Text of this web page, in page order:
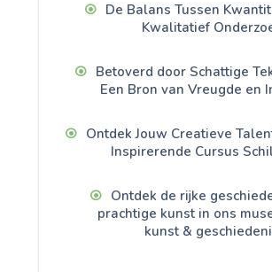
De Balans Tussen
Kwalitatief
Betoverd door Schattige
Een Bron van Vreugde en
Ontdek Jouw Creatieve
Inspirerende Cursus
Ontdek de rijke
prachtige kunst in ons
kunst &